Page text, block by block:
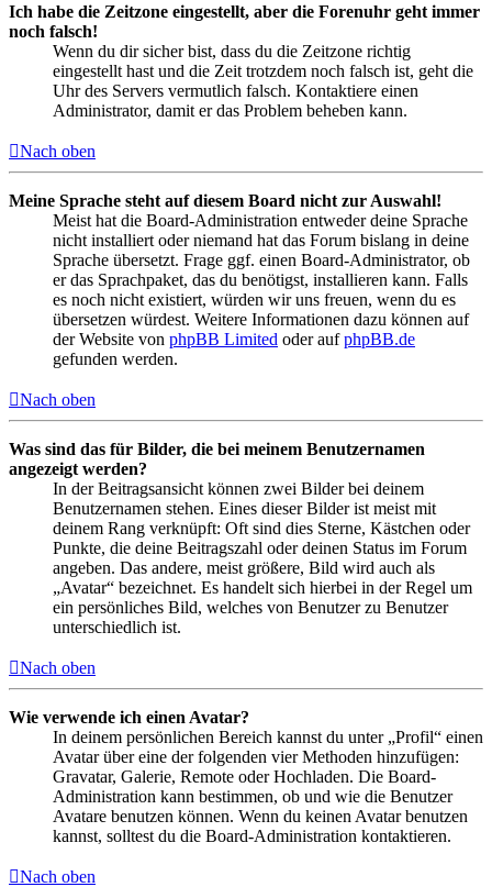
Ich habe die Zeitzone eingestellt, aber die Forenuhr geht immer
noch falsch!
Wenn du dir sicher bist, dass du die Zeitzone richtig
eingestellt hast und die Zeit trotzdem noch falsch ist, geht die
Uhr des Servers vermutlich falsch. Kontaktiere einen
Administrator, damit er das Problem beheben kann.
Nach oben
Meine Sprache steht auf diesem Board nicht zur Auswahl!
Meist hat die Board-Administration entweder deine Sprache
nicht installiert oder niemand hat das Forum bislang in deine
Sprache übersetzt. Frage ggf. einen Board-Administrator, ob
er das Sprachpaket, das du benötigst, installieren kann. Falls
es noch nicht existiert, würden wir uns freuen, wenn du es
übersetzen würdest. Weitere Informationen dazu können auf
der Website von phpBB Limited oder aufphpBB.de
gefunden werden.
Nach oben
Was sind das für Bilder, die bei meinem Benutzernamen
angezeigt werden?
In der Beitragsansicht können zwei Bilder bei deinem
Benutzernamen stehen. Eines dieser Bilder ist meist mit
deinem Rang verknüpft: Oft sind dies Sterne, Kästchen oder
Punkte, die deine Beitragszahl oder deinen Status im Forum
angeben. Das andere, meist größere, Bild wird auch als
„Avatar“ bezeichnet. Es handelt sich hierbei in der Regel um
ein persönliches Bild, welches von Benutzer zu Benutzer
unterschiedlich ist.
Nach oben
Wie verwende ich einen Avatar?
In deinem persönlichen Bereich kannst du unter „Profil“ einen
Avatar über eine der folgenden vier Methoden hinzufügen:
Gravatar, Galerie, Remote oder Hochladen. Die Board-
Administration kann bestimmen, ob und wie die Benutzer
Avatare benutzen können. Wenn du keinen Avatar benutzen
kannst, solltest du die Board-Administration kontaktieren.
Nach oben